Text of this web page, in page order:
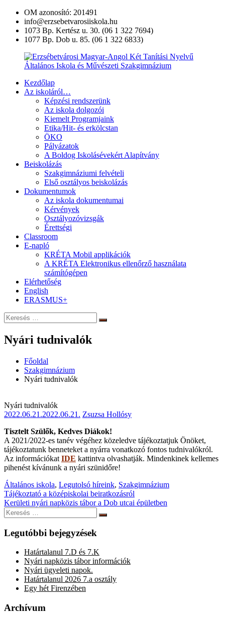
Ugrás
tartalomra
OM azonosító: 201491
info@erzsebetvarosiiskola.hu
1073 Bp. Kertész u. 30. (06 1 322 7694)
1077 Bp. Dob u. 85. (06 1 322 6833)
Erzsébetvárosi
Művészeti
Szakgimnázium
Kezdőlap
Az iskoláról…
Képzési rendszerünk
Az iskola dolgozói
Kiemelt Programjaink
Etika/Hit- és erkölcstan
ÖKO
Pályázatok
A Boldog Iskolásévekért Alapítvány
Beiskolázás
Szakgimnáziumi felvételi
Első osztályos beiskolázás
Dokumentumok
Az iskola dokumentumai
Kérvények
Osztályozóvizsgák
Érettségi
Classroom
E-napló
KRÉTA Mobil applikációk
A KRÉTA Elektronikus ellenőrző használata
számítógépen
Elérhetőség
English
ERASMUS+
Keresés:
Keresés
Nyári tudnivalók
Főoldal
Szakgimnázium
Nyári tudnivalók
Nyári tudnivalók
2022.06.21.2022.06.21. Zsuzsa Hollósy
Tisztelt Szülők, Kedves Diákok!
A 2021/2022-es tanév végéhez közeledve tájékoztatjuk Önöket,
tájékoztatunk benneteket a nyárra vonatkozó fontos tudnivalókról.
Az információkat IDE kattintva olvashatják. Mindenkinek kellemes
pihenést kívánunk a nyári szünidőre!
Általános iskola, Legutolsó híreink, Szakgimnázium
Bejegyzés
navigáció
Tájékoztató a középiskolai beiratkozásról
Kerületi nyári napközis tábor a Dob utcai épületben
Keresés:
Keresés
Legutóbbi bejegyzések
Határtalanul 7.D és 7.K
Nyári napközis tábor információk
Nyári ügyeleti napok.
Határtalanul 2026 7.a osztály
Egy hét Firenzében
Archívum